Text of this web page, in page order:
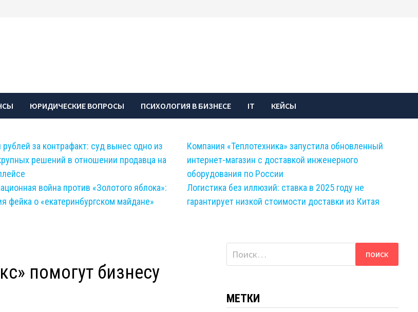
ЮРИДИЧЕСКИЕ ВОПРОСЫ ПСИХОЛОГИЯ В БИЗНЕСЕ IT КЕЙСЫ
за контрафакт: суд вынес одно из
решений в отношении продавца на
Компания «Теплотехника» запустила обновленный
интернет-магазин с доставкой инженерного
оборудования по России
война против «Золотого яблока»:
фейка о «екатеринбургском майдане»
Логистика без иллюзий: ставка в 2025 году не
гарантирует низкой стоимости доставки из Китая
помогут бизнесу
Найти:
МЕТКИ